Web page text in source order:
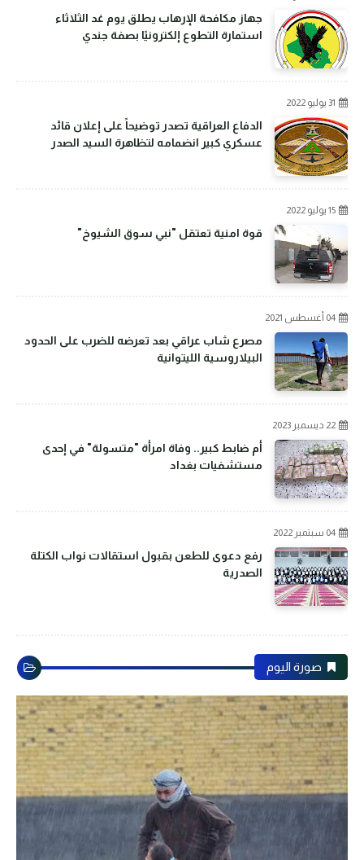
جهاز مكافحة الإرهاب يطلق يوم غد الثلاثاء
استمارة التطوع إلكترونيًا بصفة جندي
31 يوليو 2022
الدفاع العراقية تصدر توضيحاً على إعلان قائد
عسكري كبير انضمامه لتظاهرة السيد الصدر
15 يوليو 2022
قوة امنية تعتقل "نبي سوق الشيوخ"
04 أغسطس 2021
مصرع شاب عراقي بعد تعرضه للضرب على الحدود
البيلاروسية الليتوانية
22 ديسمبر 2023
أم ضابط كبير.. وفاة امرأة "متسولة" في إحدى
مستشفيات بغداد
04 سبتمبر 2022
رفع دعوى للطعن بقبول استقالات نواب الكتلة
الصدرية
صورة اليوم